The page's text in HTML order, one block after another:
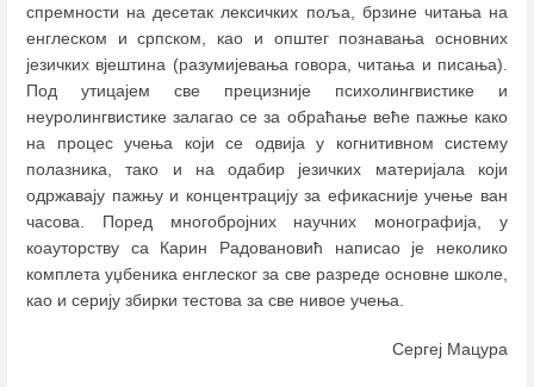
спремности на десетак лексичких поља, брзине читања на
енглеском и српском, као и општег познавања основних
језичких вјештина (разумијевања говора, читања и писања).
Под утицајем све прецизније психолингвистике и
неуролингвистике залагао се за обраћање веће пажње како
на процес учења који се одвија у когнитивном систему
полазника, тако и на одабир језичких материјала који
одржавају пажњу и концентрацију за ефикасније учење ван
часова. Поред многобројних научних монографија, у
коауторству са Карин Радовановић написао је неколико
комплета уџбеника енглеског за све разреде основне школе,
као и серију збирки тестова за све нивое учења.
Сергеј Мацура